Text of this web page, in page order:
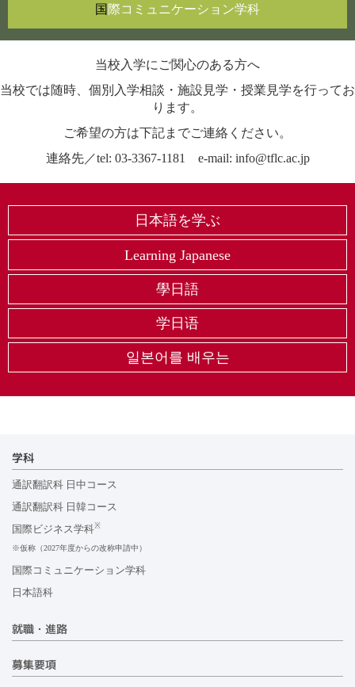
国 際コミュニケーション学科
当校入学にご関心のある方へ
当校では随時、個別入学相談・施設見学・授業見学を行ってお
ります。
ご希望の方は下記までご連絡ください。
連絡先／tel: 03-3367-1181 e-mail: info@tflc.ac.jp
日本語を学ぶ
Learning Japanese
學日語
学日语
일본어를 배우는
学科
通訳翻訳科 日中コース
通訳翻訳科 日韓コース
国際ビジネス学科※
※仮称（2027年度からの改称申請中）
国際コミュニケーション学科
日本語科
就職・進路
募集要項